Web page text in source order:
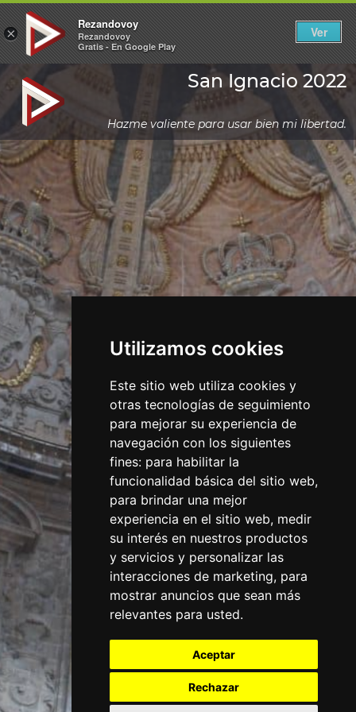
Utilizamos cookies
Este sitio web utiliza cookies y
otras tecnologías de seguimiento
para mejorar su experiencia de
navegación con los siguientes
fines: para habilitar la
funcionalidad básica del sitio web,
para brindar una mejor
experiencia en el sitio web, medir
su interés en nuestros productos
y servicios y personalizar las
interacciones de marketing, para
mostrar anuncios que sean más
relevantes para usted.
Aceptar
Rechazar
×
Rezandovoy
Rezandovoy
Gratis - En Google Play
Ver
San Ignacio 2022
Hazme valiente para usar bien mi libertad.